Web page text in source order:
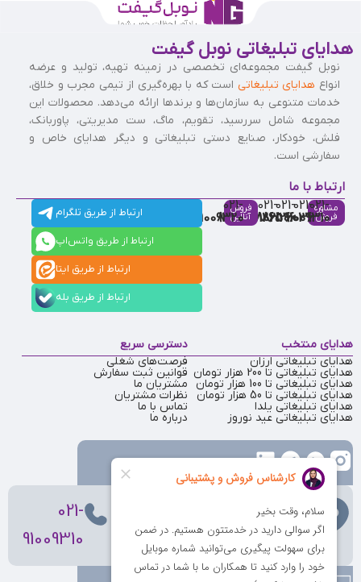
هدایای تبلیغاتی نوبل گیفت
نوبل گیفت مجموعه‌ای تخصصی در زمینه تهیه، تولید و عرضه
انواع هدایای تبلیغاتی است که با بهره‌گیری از تیمی مجرب و خلاق،
خدمات متنوعی به سازمان‌ها و برندها ارائه می‌دهد. محصولات این
مجموعه شامل سررسید، تقویم، ماگ، ست مدیریتی، پاوربانک،
فلش، خودکار، صنایع دستی تبلیغاتی و دیگر هدایای خاص و
سفارشی است.
ارتباط با ما
مشاوره
فروش
021-
91009310
021-
86126036
021-
86126506
021-
88537803
فروش
آنلاین
021-
91009320
ارتباط از طریق تلگرام
ارتباط از طریق واتس‌اپ
ارتباط از طریق ایتا
ارتباط از طریق بله
هدایای منتخب
هدایای تبلیغاتی ارزان
هدایای تبلیغاتی تا 200 هزار تومان
هدایای تبلیغاتی تا 100 هزار تومان
هدایای تبلیغاتی تا 50 هزار تومان
هدایای تبلیغاتی یلدا
هدایای تبلیغاتی عید نوروز
دسترسی سریع
فرصت‌های شغلی
قوانین ثبت سفارش
مشتریان ما
نظرات مشتریان
تماس با ما
درباره ما
تهران، ولیعصر، بالاتر از بهشتی،
بن‌بست پردیس، پلاک 12
021-
91009310